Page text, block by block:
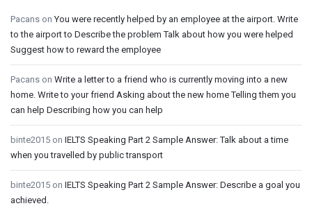
Pacans onYou were recently helped by an employee at the airport. Write
to the airport to Describe the problem Talk about how you were helped
Suggest how to reward the employee
Pacans on Write a letter to a friend who is currently moving into a new
home. Write to your friend Asking about the new home Telling them you
can help Describing how you can help
binte2015 on IELTS Speaking Part 2 Sample Answer: Talk about a time
when you travelled by public transport
binte2015 on IELTS Speaking Part 2 Sample Answer: Describe a goal you
achieved.